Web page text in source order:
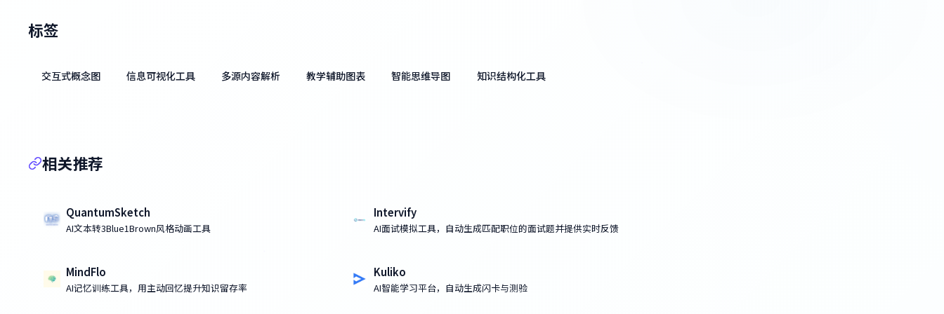
标签
交互式概念图 信息可视化工具 多源内容解析 教学辅助图表 智能思维导图 知识结构化工具
相关推荐
QuantumSketch
AI文本转3Blue1Brown风格动画工具
Intervify
AI面试模拟工具，自动生成匹配职位的面试题并提供实时反馈
MindFlo
AI记忆训练工具，用主动回忆提升知识留存率
Kuliko
AI智能学习平台，自动生成闪卡与测验